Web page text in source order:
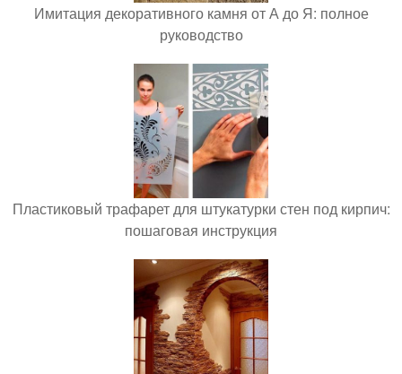
Имитация декоративного камня от А до Я: полное
руководство
Пластиковый трафарет для штукатурки стен под кирпич:
пошаговая инструкция